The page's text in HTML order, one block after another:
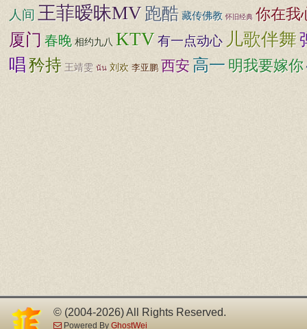
人间 王菲暧昧MV 跑酷 藏传佛教 怀旧经典 你在我
厦门 春晚 相约九八 KTV有一点动心 儿歌伴舞
唱矜持 王靖雯 นัน 刘欢 李亚鹏 西安 高一 明我要嫁你
© (2004-2026) All Rights Reserved.
Powered By GhostWei